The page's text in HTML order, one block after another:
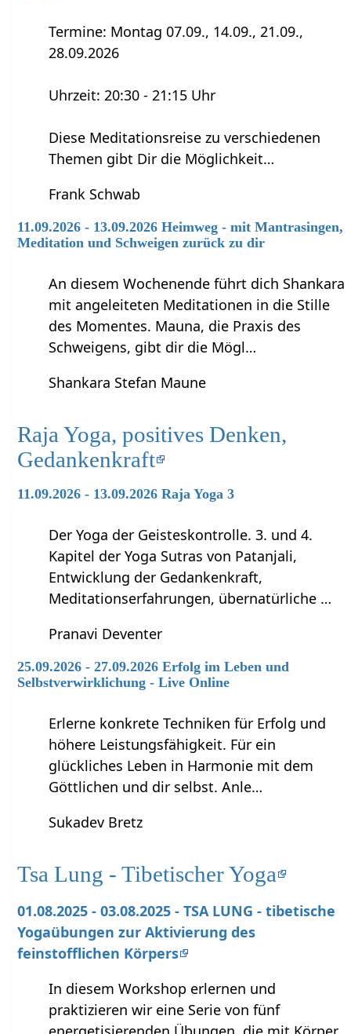
Termine: Montag 07.09., 14.09., 21.09.,
28.09.2026
Uhrzeit: 20:30 - 21:15 Uhr
Diese Meditationsreise zu verschiedenen
Themen gibt Dir die Möglichkeit…
Frank Schwab
11.09.2026 - 13.09.2026 Heimweg - mit Mantrasingen,
Meditation und Schweigen zurück zu dir
An diesem Wochenende führt dich Shankara
mit angeleiteten Meditationen in die Stille
des Momentes. Mauna, die Praxis des
Schweigens, gibt dir die Mögl…
Shankara Stefan Maune
Raja Yoga, positives Denken,
Gedankenkraft
11.09.2026 - 13.09.2026 Raja Yoga 3
Der Yoga der Geisteskontrolle. 3. und 4.
Kapitel der Yoga Sutras von Patanjali,
Entwicklung der Gedankenkraft,
Meditationserfahrungen, übernatürliche …
Pranavi Deventer
25.09.2026 - 27.09.2026 Erfolg im Leben und
Selbstverwirklichung - Live Online
Erlerne konkrete Techniken für Erfolg und
höhere Leistungsfähigkeit. Für ein
glückliches Leben in Harmonie mit dem
Göttlichen und dir selbst. Anle…
Sukadev Bretz
Tsa Lung - Tibetischer Yoga
01.08.2025 - 03.08.2025 - TSA LUNG - tibetische
Yogaübungen zur Aktivierung des
feinstofflichen Körpers
In diesem Workshop erlernen und
praktizieren wir eine Serie von fünf